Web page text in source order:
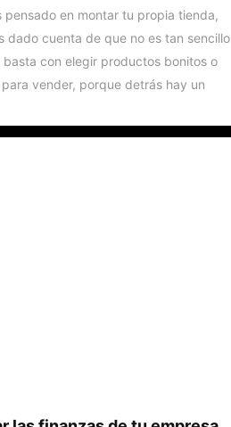
pensado en montar tu propia tienda,
dado cuenta de que no es tan sencillo
con elegir productos bonitos o
vender, porque detrás hay un